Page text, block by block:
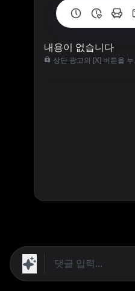
내용이 없습니다
상단 광고의 [X] 버튼을